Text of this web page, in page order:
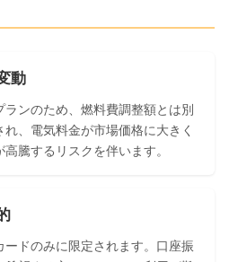
動
ンのため、燃料費調整額とは別
、電気料金が市場価格に大きく
騰するリスクを伴います。
ドのみに限定されます。口座振